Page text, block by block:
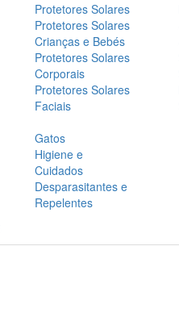
Protetores Solares
Protetores Solares
Crianças e Bebés
Protetores Solares
Corporais
Protetores Solares
Faciais
Gatos
Higiene e
Cuidados
Desparasitantes e
Repelentes